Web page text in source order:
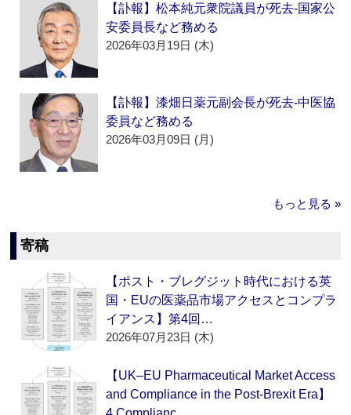
【訃報】松本純元衆院議員が死去‐国家公
安委員長など務める
2026年03月19日 (木)
【訃報】漆畑日薬元副会長が死去‐中医協
委員など務める
2026年03月09日 (月)
もっと見る »
寄稿
【ポスト・ブレグジット時代における英
国・EUの医薬品市場アクセスとコンプラ
イアンス】第4回…
2026年07月23日 (木)
【UK–EU Pharmaceutical Market Access
and Compliance in the Post-Brexit Era】